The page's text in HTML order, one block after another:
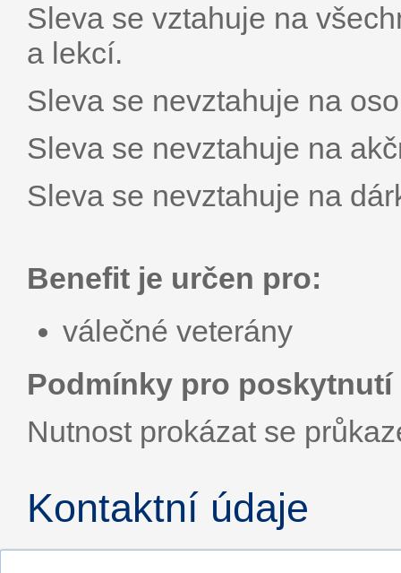
Sleva se vztahuje na
a lekcí.
Sleva se nevztahuje na
Sleva se nevztahuje na
Sleva se nevztahuje na
Benefit je určen pro:
válečné veterány
Podmínky pro poskytnutí
Nutnost prokázat se
Kontaktní údaje